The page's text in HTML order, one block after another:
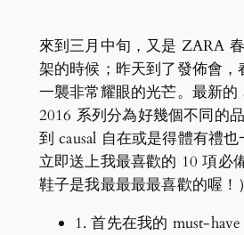
來到三月中旬，又是 ZARA
架的時候；昨天到了發佈會，
一襲非常耀眼的光芒。最新的
2016 系列分為好幾個不同的
到 causal 自在或是得體有禮
立即送上我最喜歡的 10 項必
鞋子是我最最最最喜歡的喔！
1. 首先在我的 must-